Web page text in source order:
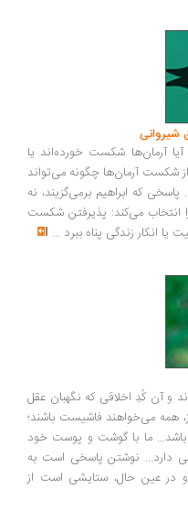
شکست خورده‌اند یا
چگونه می‌تواند
ابراهیم برمی‌گزیند، نه
می‌کند: پذیرفتن شکست
زندگی پناه ببرد...
اخلاقی که نگهبان عقل
فاشیست باشند؛
ما با گوشت و پوست خود
نوشتن پاسخی است به
حال، ستایشی است از